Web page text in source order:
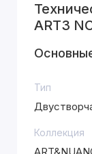
ART3
Тип
Коллекция